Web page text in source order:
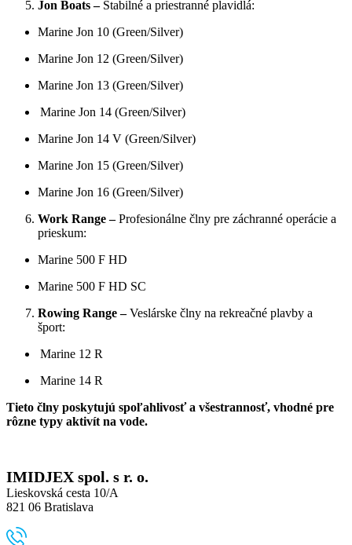
Jon Boats – Stabilné a priestranné plavidlá:
Marine Jon 10 (Green/Silver)
Marine Jon 12 (Green/Silver)
Marine Jon 13 (Green/Silver)
Marine Jon 14 (Green/Silver)
Marine Jon 14 V (Green/Silver)
Marine Jon 15 (Green/Silver)
Marine Jon 16 (Green/Silver)
Work Range –Profesionálne člny pre záchranné operácie a
prieskum:
Marine 500 F HD
Marine 500 F HD SC
Rowing Range –Veslárske člny na rekreačné plavby a
šport:
Marine 12 R
Marine 14 R
Tieto člny poskytujú spoľahlivosť a všestrannosť, vhodné pre
rôzne typy aktivít na vode.
IMIDJEX spol. s r. o.
Lieskovská cesta 10/A
821 06 Bratislava